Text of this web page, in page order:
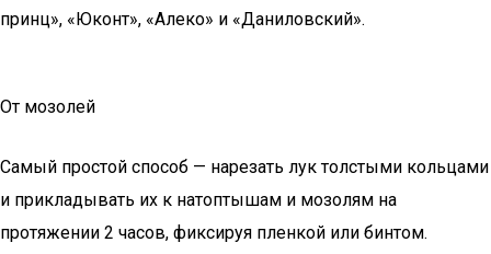
принц», «Юконт», «Алеко» и «Даниловский».
От мозолей
Самый простой способ — нарезать лук толстыми кольцами
и прикладывать их к натоптышам и мозолям на
протяжении 2 часов, фиксируя пленкой или бинтом.